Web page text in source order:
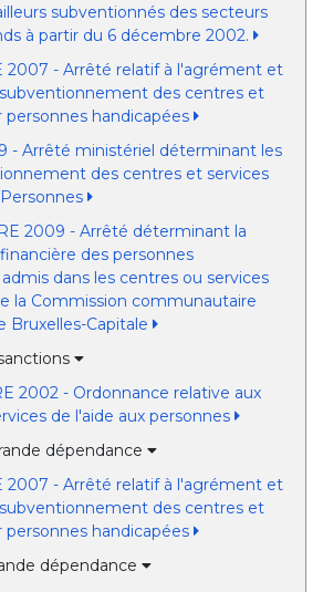
subventionnés des secteurs
à partir du 6 décembre 2002.
2007 - Arrêté relatif à l'agrément et
des centres et
personnes handicapées
- Arrêté ministériel déterminant les
des centres et services
2009 - Arrêté déterminant la
des personnes
dans les centres ou services
la Commission communautaire
Bruxelles-Capitale
2002 - Ordonnance relative aux
de l'aide aux personnes
dépendance
2007 - Arrêté relatif à l'agrément et
des centres et
personnes handicapées
dépendance